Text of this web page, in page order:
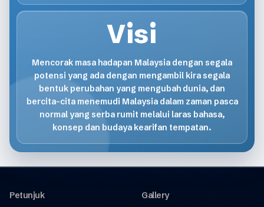
Visi
Mencorak masa hadapan Malaysia dengan segala
potensi yang ada dengan mengambil kira segala
bentuk perubahan yang mengubah dunia, dan
bercita-cita menemudi Malaysia dalam zaman pasca
normal yang serba rumit melalui laras bahasa,
konsep dan budaya kearifan tempatan.
Petunjuk Gallery